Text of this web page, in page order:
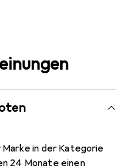
in der Kategorie
24 Monate einen